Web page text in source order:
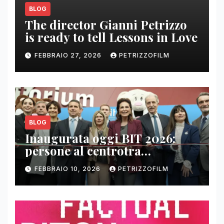
BLOG
The director Gianni Petrizzo
is ready to tell Lessons in Love
FEBBRAIO 27, 2026 PETRIZZOFILM
BLOG
Inaugurata oggi BIT 2026:
persone al centrotra
contenuti, relazioni e business
FEBBRAIO 10, 2026 PETRIZZOFILM